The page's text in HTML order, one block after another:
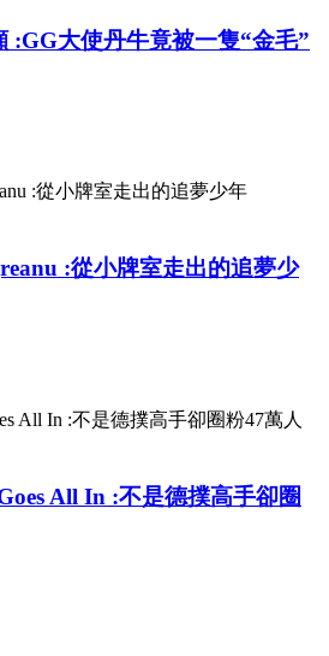
:GG大使丹牛竟被一隻“金毛”
:從小牌室走出的追夢少
All In :不是德撲高手卻圈